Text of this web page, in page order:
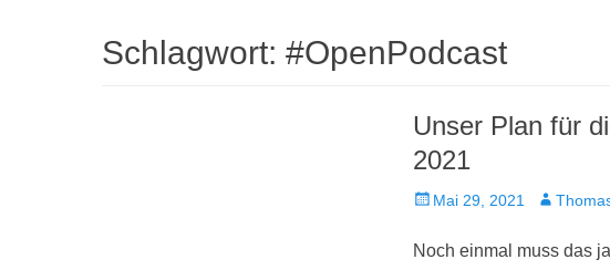
Schlagwort: #OpenPodcast
Unser Plan für
2021
Veröffentlicht
Mai 29, 2021 Autor
Noch einmal muss das